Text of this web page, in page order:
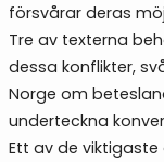
försvårar deras
Tre av texterna
dessa konflikter,
Norge om
underteckna
Ett av de